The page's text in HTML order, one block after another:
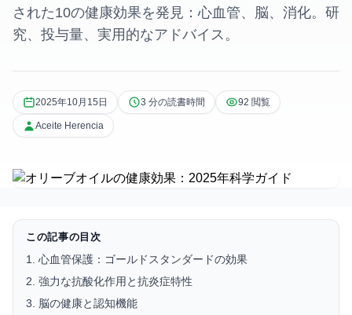
された10の健康効果を発見：心血管、脳、消化。研
究、投与量、実用的なアドバイス。
2025年10月15日 3 分の読書時間 92 閲覧
Aceite Herencia
この記事の目次
1. 心血管保護：ゴールドスタンダードの効果
2. 強力な抗酸化作用と抗炎症特性
3. 脳の健康と認知機能